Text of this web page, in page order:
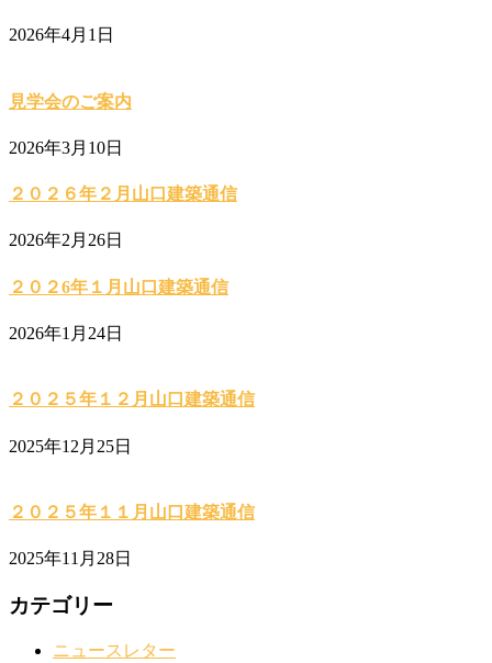
2026年4月1日
見学会のご案内
2026年3月10日
２０２６年２月山口建築通信
2026年2月26日
２０２6年１月山口建築通信
2026年1月24日
２０２５年１２月山口建築通信
2025年12月25日
２０２５年１１月山口建築通信
2025年11月28日
カテゴリー
ニュースレター